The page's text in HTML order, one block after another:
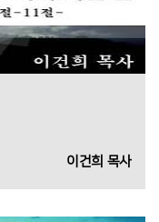
이건희 목사